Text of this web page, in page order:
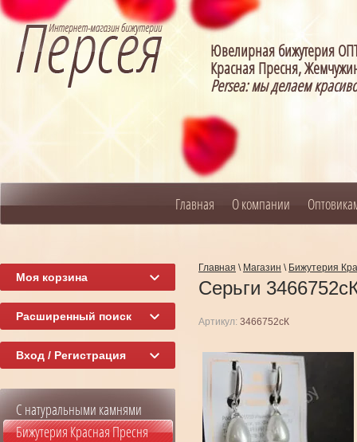
Ювелирная бижутерия
Красная Пресня,
Persea: мы делаем
Главная О компании
Главная \ Магазин \ Бижутерия
Серьги
Артикул: 3466752сК
Моя корзина
Расширенный поиск
Вход / Регистрация
С натуральными камнями
Бижутерия Красная Пресня